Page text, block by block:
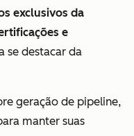
exclusivos da
e
se destacar da
geração de pipeline,
manter suas